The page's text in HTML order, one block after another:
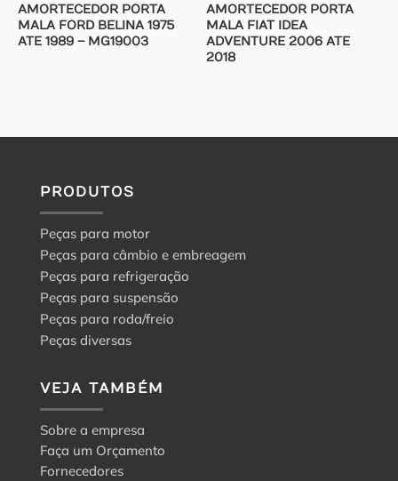
AMORTECEDOR PORTA
MALA FORD BELINA 1975
ATE 1989 – MG19003
AMORTECEDOR PORTA
MALA FIAT IDEA
ADVENTURE 2006 ATE
2018
PRODUTOS
Peças para motor
Peças para câmbio e embreagem
Peças para refrigeração
Peças para suspensão
Peças para roda/freio
Peças diversas
VEJA TAMBÉM
Sobre a empresa
Faça um Orçamento
Fornecedores